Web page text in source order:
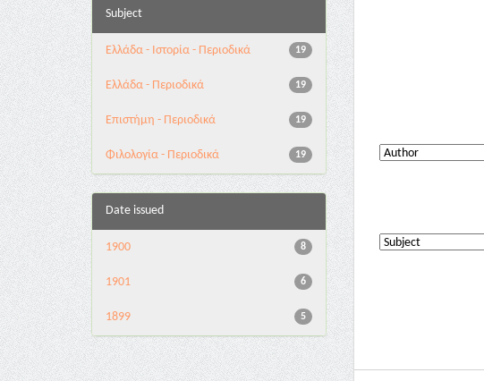
Subject
19
Ελλάδα - Ιστορία - Περιοδικά
19
Ελλάδα - Περιοδικά
19
Επιστήμη - Περιοδικά
19
Φιλολογία - Περιοδικά
Date issued
8
1900
6
1901
5
1899